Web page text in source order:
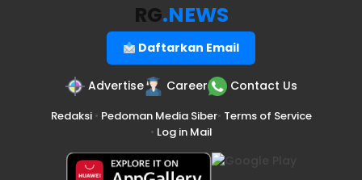
RG.NEWS
Daftarkan Email
Advertise Career Contact Us
Redaksi• Pedoman Media Siber• Terms of Service
• Log in Mail